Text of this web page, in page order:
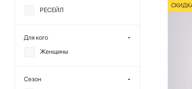
РЕСЕЙЛ
Для кого
Женщины
Сезон